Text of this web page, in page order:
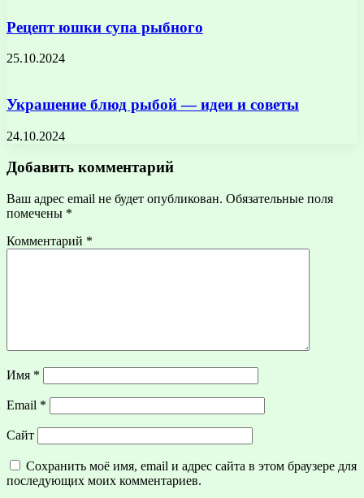
Рецепт юшки супа рыбного
25.10.2024
Украшение блюд рыбой — идеи и советы
24.10.2024
Добавить комментарий
Ваш адрес email не будет опубликован. Обязательные поля
помечены *
Комментарий *
Имя *
Email *
Сайт
Сохранить моё имя, email и адрес сайта в этом браузере для
последующих моих комментариев.